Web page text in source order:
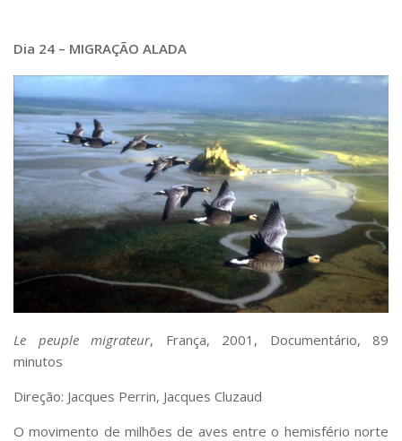
Dia 24 – MIGRAÇÃO ALADA
Le peuple migrateur, França, 2001, Documentário, 89
minutos
Direção: Jacques Perrin, Jacques Cluzaud
O movimento de milhões de aves entre o hemisfério norte